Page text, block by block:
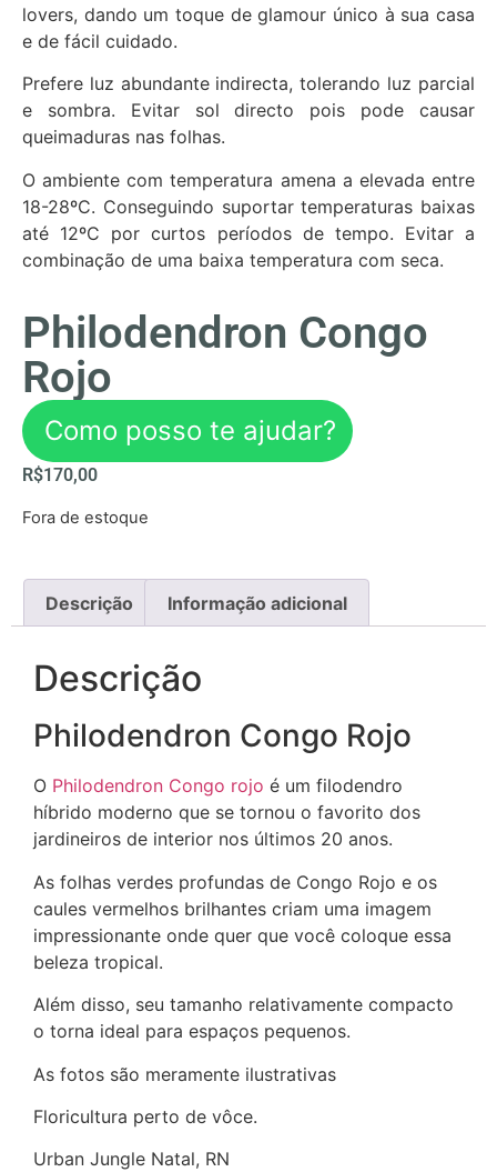
lovers, dando um toque de glamour único à sua casa
e de fácil cuidado.
Prefere luz abundante indirecta, tolerando luz parcial
e sombra. Evitar sol directo pois pode causar
queimaduras nas folhas.
O ambiente com temperatura amena a elevada entre
18-28ºC. Conseguindo suportar temperaturas baixas
até 12ºC por curtos períodos de tempo. Evitar a
combinação de uma baixa temperatura com seca.
Philodendron Congo
Rojo
Como posso te ajudar?
R$170,00
Fora de estoque
Descrição Informação adicional
Descrição
Philodendron Congo Rojo
O Philodendron Congo rojo é um filodendro
híbrido moderno que se tornou o favorito dos
jardineiros de interior nos últimos 20 anos.
As folhas verdes profundas de Congo Rojo e os
caules vermelhos brilhantes criam uma imagem
impressionante onde quer que você coloque essa
beleza tropical.
Além disso, seu tamanho relativamente compacto
o torna ideal para espaços pequenos.
As fotos são meramente ilustrativas
Floricultura perto de vôce.
Urban Jungle Natal, RN